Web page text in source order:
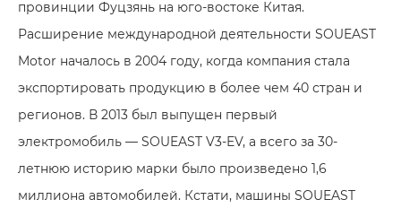
провинции Фуцзянь на юго-востоке Китая.
Расширение международной деятельности SOUEAST
Motor началось в 2004 году, когда компания стала
экспортировать продукцию в более чем 40 стран и
регионов. В 2013 был выпущен первый
электромобиль — SOUEAST V3-EV, а всего за 30-
летнюю историю марки было произведено 1,6
миллиона автомобилей. Кстати, машины SOUEAST